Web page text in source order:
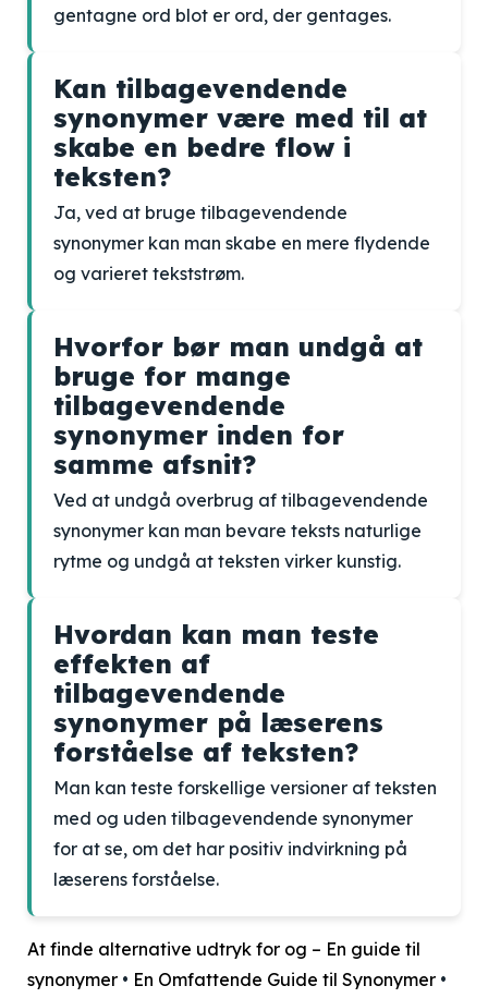
gentagne ord blot er ord, der gentages.
Kan tilbagevendende
synonymer være med til at
skabe en bedre flow i
teksten?
Ja, ved at bruge tilbagevendende
synonymer kan man skabe en mere flydende
og varieret tekststrøm.
Hvorfor bør man undgå at
bruge for mange
tilbagevendende
synonymer inden for
samme afsnit?
Ved at undgå overbrug af tilbagevendende
synonymer kan man bevare teksts naturlige
rytme og undgå at teksten virker kunstig.
Hvordan kan man teste
effekten af
tilbagevendende
synonymer på læserens
forståelse af teksten?
Man kan teste forskellige versioner af teksten
med og uden tilbagevendende synonymer
for at se, om det har positiv indvirkning på
læserens forståelse.
At finde alternative udtryk for og – En guide til
synonymer • En Omfattende Guide til Synonymer •